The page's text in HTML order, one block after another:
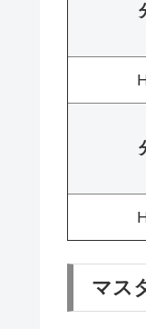
マス